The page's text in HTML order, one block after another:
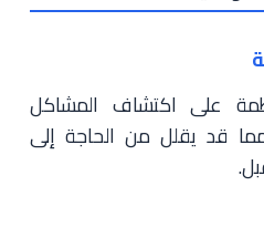
على اكتشاف المشاكل
قد يقلل من الحاجة إلى